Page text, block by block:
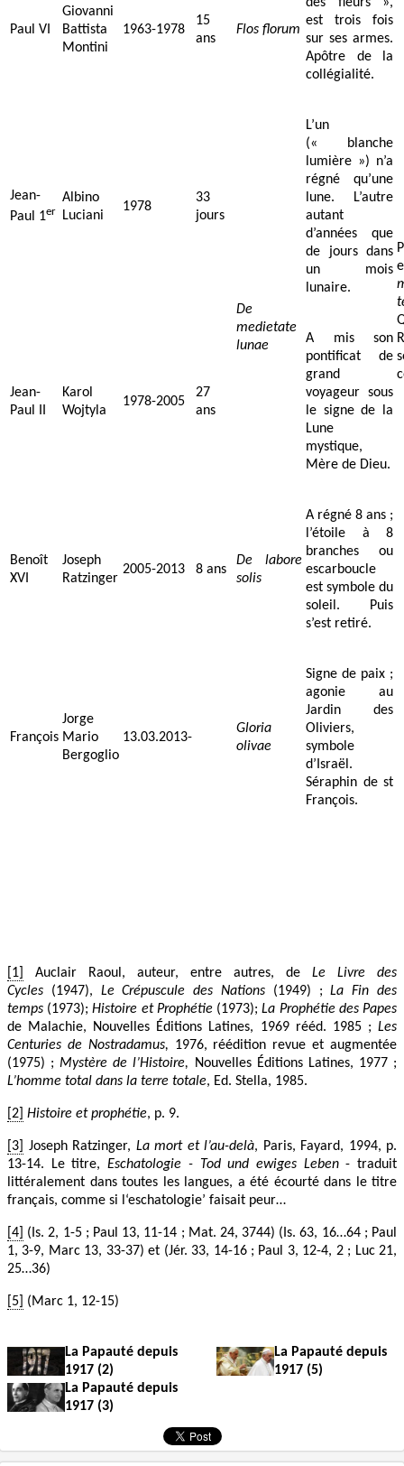
Paul VI
Giovanni
Battista
Montini
1963-1978
15
ans
Flos florum
des fleurs »,
est trois fois
sur ses armes.
Apôtre de la
collégialité.
Jean-
Paul 1er
Albino
Luciani
1978
33
jours
De
medietate
lunae
L’un
(« blanche
lumière ») n’a
régné qu’une
lune. L’autre
autant
d’années que
de jours dans
un mois
lunaire.
Jean-
Paul II
Karol
Wojtyla
1978-2005
27
ans
A mis son
pontificat de
grand
voyageur sous
le signe de la
Lune
mystique,
Mère de Dieu.
Benoît
XVI
Joseph
Ratzinger
2005-2013 8 ans
De labore
solis
A régné 8 ans ;
l’étoile à 8
branches ou
escarboucle
est symbole du
soleil. Puis
s’est retiré.
François
Jorge
Mario
Bergoglio
13.03.2013-
Gloria
olivae
Signe de paix ;
agonie au
Jardin des
Oliviers,
symbole
d’Israël.
Séraphin de st
François.
[1] Auclair Raoul, auteur, entre autres, de Le Livre des
Cycles (1947), Le Crépuscule des Nations (1949) ;La Fin des
temps (1973);Histoire et Prophétie(1973);La Prophétie des Papes
de Malachie, Nouvelles Éditions Latines, 1969 rééd. 1985 ; Les
Centuries de Nostradamus, 1976, réédition revue et augmentée
(1975) ; Mystère de l’Histoire, Nouvelles Éditions Latines, 1977 ;
L’homme total dans la terre totale, Ed. Stella, 1985.
[2] Histoire et prophétie, p. 9.
[3] Joseph Ratzinger, La mort et l’au-delà, Paris, Fayard, 1994, p.
13-14. Le titre,Eschatologie - Tod und ewiges Leben- traduit
littéralement dans toutes les langues, a été écourté dans le titre
français, comme si l‘eschatologie’ faisait peur…
[4]
(Is. 2, 1-5 ; Paul 13, 11-14 ; Mat. 24, 3744) (Is. 63, 16…64 ; Paul
1, 3-9, Marc 13, 33-37) et (Jér. 33, 14-16 ; Paul 3, 12-4, 2 ; Luc 21,
25…36)
[5] (Marc 1, 12-15)
La Papauté depuis
1917 (2)
La Papauté depuis
1917 (5)
La Papauté depuis
1917 (3)